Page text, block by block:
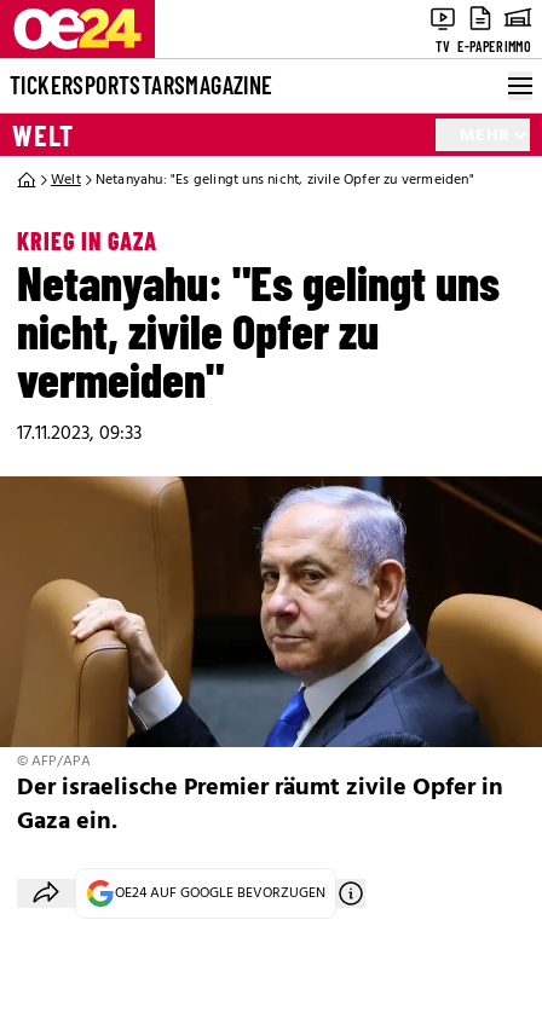
TV E-PAPERIMMO
TICKERSPORTSTARSMAGAZINE
WELT
Welt Netanyahu: "Es gelingt uns nicht, zivile Opfer zu vermeiden"
KRIEG IN GAZA
Netanyahu: "Es gelingt uns
nicht, zivile Opfer zu
vermeiden"
17.11.2023, 09:33
© AFP/APA
Der israelische Premier räumt zivile Opfer in
Gaza ein.
OE24 AUF GOOGLE BEVORZUGEN